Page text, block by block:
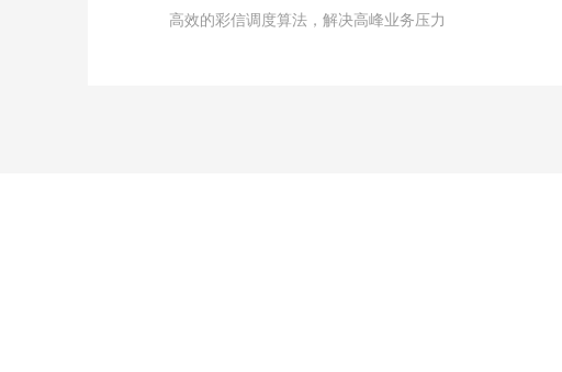
高效的彩信调度算法，解决高峰业务压力